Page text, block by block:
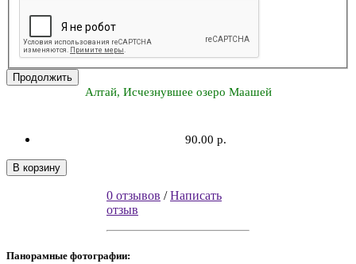
Продолжить
Алтай, Исчезнувшее озеро Маашей
90.00 р.
В корзину
0 отзывов /Написать
отзыв
Панорамные фотографии: